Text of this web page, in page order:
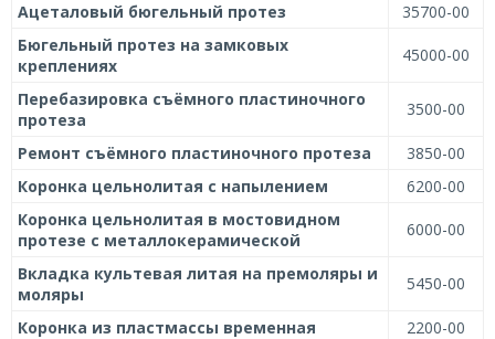
Ацеталовый бюгельный протез
35700-00
Бюгельный протез на замковых
креплениях
45000-00
Перебазировка съёмного пластиночного
протеза
3500-00
Ремонт съёмного пластиночного протеза
3850-00
Коронка цельнолитая с напылением
6200-00
Коронка цельнолитая в мостовидном
протезе с металлокерамической
6000-00
Вкладка культевая литая на премоляры и
моляры
5450-00
Коронка из пластмассы временная
2200-00